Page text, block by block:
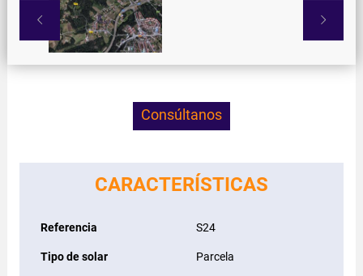
 
Consúltanos
CARACTERÍSTICAS
Referencia S24
Tipo de solar Parcela